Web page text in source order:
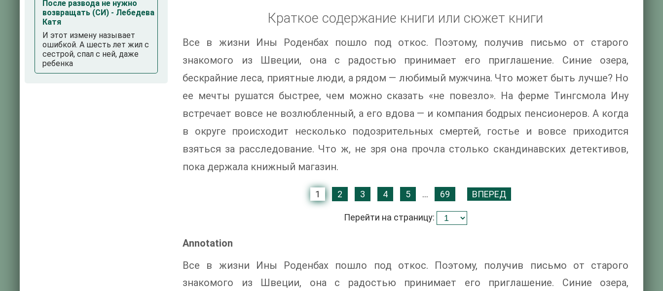
Краткое содержание книги или сюжет книги
Все в жизни Ины Роденбах пошло под откос. Поэтому, получив письмо от старого
знакомого из Швеции, она с радостью принимает его приглашение. Синие озера,
бескрайние леса, приятные люди, а рядом — любимый мужчина. Что может быть лучше? Но
ее мечты рушатся быстрее, чем можно сказать «не повезло». На ферме Тингсмола Ину
встречает вовсе не возлюбленный, а его вдова — и компания бодрых пенсионеров. А когда
в округе происходит несколько подозрительных смертей, гостье и вовсе приходится
взяться за расследование. Что ж, не зря она прочла столько скандинавских детективов,
пока держала книжный магазин.
1 2 3 4 5 ... 69 ВПЕРЕД
Перейти на страницу:
Annotation
Все в жизни Ины Роденбах пошло под откос. Поэтому, получив письмо от старого
знакомого из Швеции, она с радостью принимает его приглашение. Синие озера,
После развода не нужно
возвращать (СИ) - Лебедева
Катя
И этот измену называет
ошибкой. А шесть лет жил с
сестрой, спал с ней, даже
ребенка